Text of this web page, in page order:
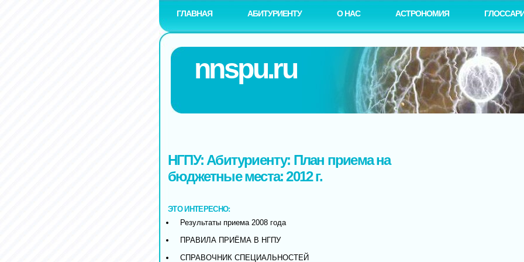
ГЛАВНАЯ АБИТУРИЕНТУ О НАС АСТРОНОМИЯ
nnspu.ru
НГПУ: Абитуриенту: План приема на
бюджетные места: 2012 г.
ЭТО ИНТЕРЕСНО:
Результаты приема 2008 года
ПРАВИЛА ПРИЁМА В НГПУ
СПРАВОЧНИК СПЕЦИАЛЬНОСТЕЙ